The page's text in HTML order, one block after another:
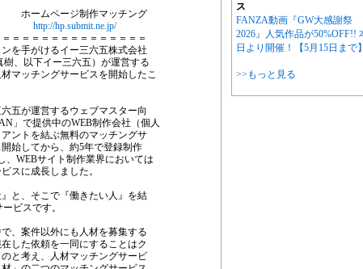
マッチング
http://hp.submit.ne.jp/
＝＝＝＝＝＝＝＝＝＝＝＝＝＝
を手がけるイー三六五株式会社
樹、以下イー三六五）が運営する
マッチングサービスを開始したこ
五が運営するウェブマスター向
」で提供中のWEB制作会社（個人
ントを結ぶ無料のマッチングサ
始してから、約5年で登録制作
、WEBサイト制作業界においては
スに成長しました。
と、そこで『働きたい人』を結
ビスです。
、案件以外にも人材を募集する
した依頼を一同にすることはク
と考え、人材マッチングサービ
ス
FANZA動画『GW大感謝祭
2026』人気作品が50%OFF!!
日より開催！【5月15日まで】
>>もっと見る